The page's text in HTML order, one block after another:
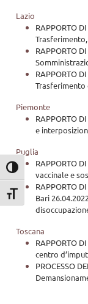
Attiva/disattiva alto
Attiva/disattiva
Lazio
RAPPORTO
RAPPORTO
RAPPORTO
Trasferimento
Piemonte
RAPPORTO
e
Puglia
RAPPORTO
vaccinale e
RAPPORTO
Bari
Toscana
RAPPORTO
centro
PROCESSO